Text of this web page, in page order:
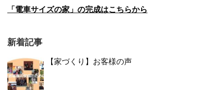
「電車サイズの家」の完成はこちらから
新着記事
【家づくり】お客様の声